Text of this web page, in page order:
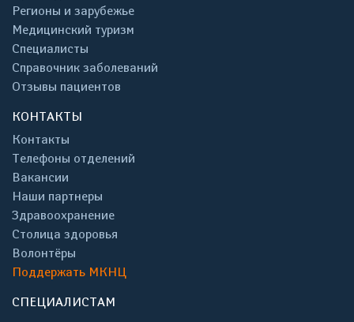
Регионы и зарубежье
Медицинский туризм
Специалисты
Справочник заболеваний
Отзывы пациентов
КОНТАКТЫ
Контакты
Телефоны отделений
Вакансии
Наши партнеры
Здравоохранение
Столица здоровья
Волонтёры
Поддержать МКНЦ
СПЕЦИАЛИСТАМ